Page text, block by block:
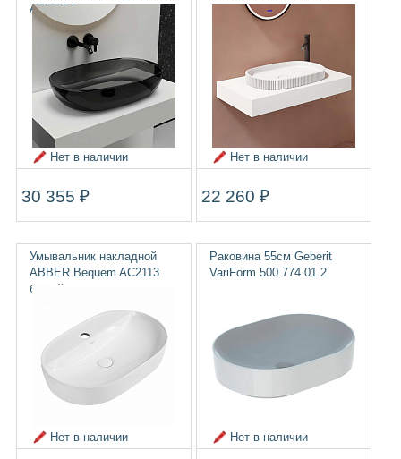
AT2805Onyx
Нет в наличии
30 355 ₽
Нет в наличии
22 260 ₽
Умывальник накладной
ABBER Bequem AC2113
белый
Нет в наличии
Раковина 55см Geberit
VariForm 500.774.01.2
Нет в наличии